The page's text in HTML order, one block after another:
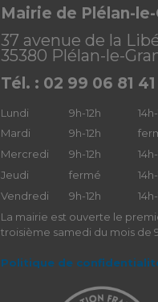
Mairie de Plélan-le-
37 avenue de la
35380 Plélan-le-
Tél. : 02 99 06 81 41
Lundi 9h-12h
Mardi
9h-12h
Mercredi
9h-12h
Jeudi
fermé
Vendredi
9h-12h
La mairie est ouverte le
troisième samedi du mois de
Politique de